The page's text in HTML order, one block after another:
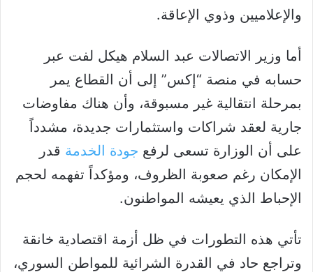
والإعلاميين وذوي الإعاقة.
أما وزير الاتصالات عبد السلام هيكل لفت عبر
حسابه في منصة “إكس” إلى أن القطاع يمر
بمرحلة انتقالية غير مسبوقة، وأن هناك مفاوضات
جارية لعقد شراكات واستثمارات جديدة، مشدداً
على أن الوزارة تسعى لرفع جودة الخدمة قدر
الإمكان رغم صعوبة الظروف، ومؤكداً تفهمه لحجم
الإحباط الذي يعيشه المواطنون.
تأتي هذه التطورات في ظل أزمة اقتصادية خانقة
وتراجع حاد في القدرة الشرائية للمواطن السوري،